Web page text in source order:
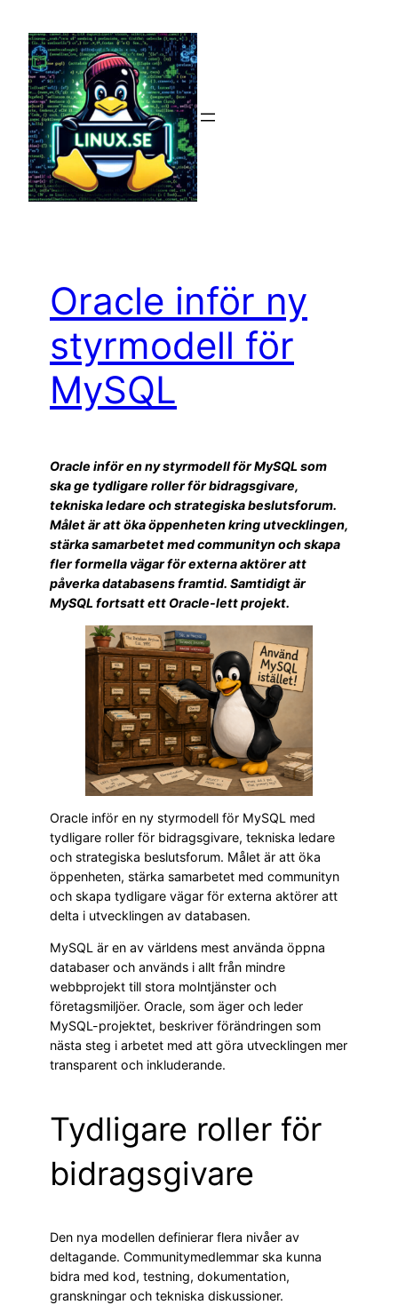
innehåll
Oracle inför ny
styrmodell för
MySQL
Oracle inför en ny styrmodell för MySQL som
ska ge tydligare roller för bidragsgivare,
tekniska ledare och strategiska beslutsforum.
Målet är att öka öppenheten kring utvecklingen,
stärka samarbetet med communityn och skapa
fler formella vägar för externa aktörer att
påverka databasens framtid. Samtidigt är
MySQL fortsatt ett Oracle-lett projekt.
Oracle inför en ny styrmodell för MySQL med
tydligare roller för bidragsgivare, tekniska ledare
och strategiska beslutsforum. Målet är att öka
öppenheten, stärka samarbetet med communityn
och skapa tydligare vägar för externa aktörer att
delta i utvecklingen av databasen.
MySQL är en av världens mest använda öppna
databaser och används i allt från mindre
webbprojekt till stora molntjänster och
företagsmiljöer. Oracle, som äger och leder
MySQL-projektet, beskriver förändringen som
nästa steg i arbetet med att göra utvecklingen mer
transparent och inkluderande.
Tydligare roller för
bidragsgivare
Den nya modellen definierar flera nivåer av
deltagande. Communitymedlemmar ska kunna
bidra med kod, testning, dokumentation,
granskningar och tekniska diskussioner.